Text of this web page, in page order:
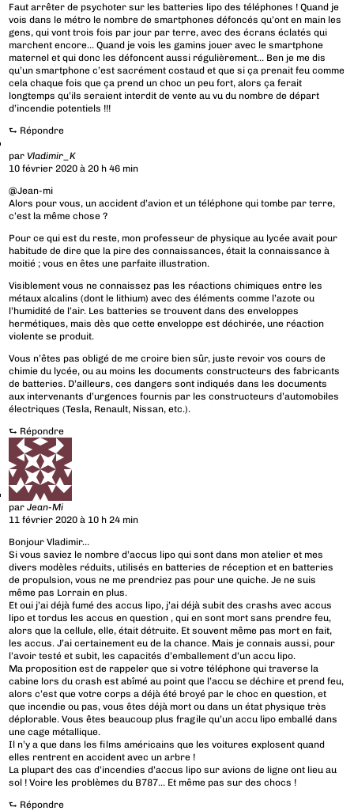
Faut arrêter de psychoter sur les batteries lipo des téléphones ! Quand je
vois dans le métro le nombre de smartphones défoncés qu’ont en main les
gens, qui vont trois fois par jour par terre, avec des écrans éclatés qui
marchent encore… Quand je vois les gamins jouer avec le smartphone
maternel et qui donc les défoncent aussi régulièrement… Ben je me dis
qu’un smartphone c’est sacrément costaud et que si ça prenait feu comme
cela chaque fois que ça prend un choc un peu fort, alors ça ferait
longtemps qu’ils seraient interdit de vente au vu du nombre de départ
d’incendie potentiels !!!
⮑ Répondre
parVladimir_K
10 février 2020 à 20 h 46 min
@Jean-mi
Alors pour vous, un accident d’avion et un téléphone qui tombe par terre,
c’est la même chose ?
Pour ce qui est du reste, mon professeur de physique au lycée avait pour
habitude de dire que la pire des connaissances, était la connaissance à
moitié ; vous en êtes une parfaite illustration.
Visiblement vous ne connaissez pas les réactions chimiques entre les
métaux alcalins (dont le lithium) avec des éléments comme l’azote ou
l’humidité de l’air. Les batteries se trouvent dans des enveloppes
hermétiques, mais dès que cette enveloppe est déchirée, une réaction
violente se produit.
Vous n’êtes pas obligé de me croire bien sûr, juste revoir vos cours de
chimie du lycée, ou au moins les documents constructeurs des fabricants
de batteries. D’ailleurs, ces dangers sont indiqués dans les documents
aux intervenants d’urgences fournis par les constructeurs d’automobiles
électriques (Tesla, Renault, Nissan, etc.).
⮑ Répondre
parJean-Mi
11 février 2020 à 10 h 24 min
Bonjour Vladimir…
Si vous saviez le nombre d’accus lipo qui sont dans mon atelier et mes
divers modèles réduits, utilisés en batteries de réception et en batteries
de propulsion, vous ne me prendriez pas pour une quiche. Je ne suis
même pas Lorrain en plus.
Et oui j’ai déjà fumé des accus lipo, j’ai déjà subit des crashs avec accus
lipo et tordus les accus en question , qui en sont mort sans prendre feu,
alors que la cellule, elle, était détruite. Et souvent même pas mort en fait,
les accus. J’ai certainement eu de la chance. Mais je connais aussi, pour
l’avoir testé et subit, les capacités d’emballement d’un accu lipo.
Ma proposition est de rappeler que si votre téléphone qui traverse la
cabine lors du crash est abîmé au point que l’accu se déchire et prend feu,
alors c’est que votre corps a déjà été broyé par le choc en question, et
que incendie ou pas, vous êtes déjà mort ou dans un état physique très
déplorable. Vous êtes beaucoup plus fragile qu’un accu lipo emballé dans
une cage métallique.
Il n’y a que dans les films américains que les voitures explosent quand
elles rentrent en accident avec un arbre !
La plupart des cas d’incendies d’accus lipo sur avions de ligne ont lieu au
sol ! Voire les problèmes du B787… Et même pas sur des chocs !
⮑ Répondre